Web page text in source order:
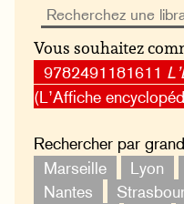
Vous souhaitez
9782491181611
(L’Affiche
Rechercher par
Marseille
Lyon
Nantes